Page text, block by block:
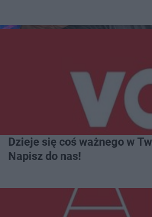
Dzieje się coś ważnego w
Napisz do nas!
Więcej